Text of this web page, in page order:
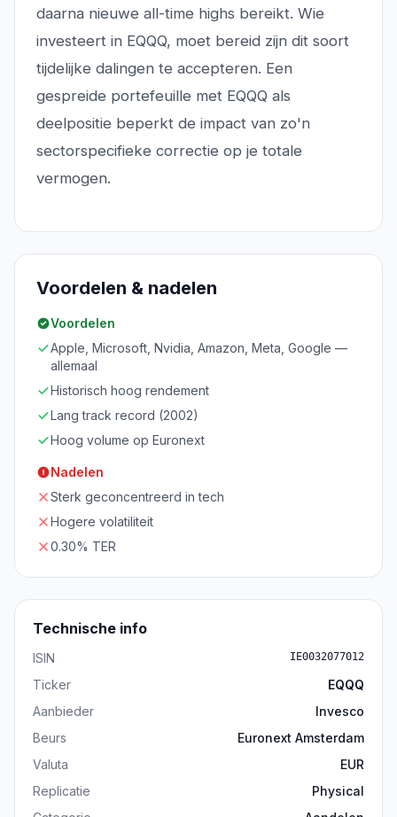
daarna nieuwe all-time highs bereikt. Wie
investeert in EQQQ, moet bereid zijn dit soort
tijdelijke dalingen te accepteren. Een
gespreide portefeuille met EQQQ als
deelpositie beperkt de impact van zo'n
sectorspecifieke correctie op je totale
vermogen.
Voordelen & nadelen
Voordelen
Apple, Microsoft, Nvidia, Amazon, Meta, Google —
allemaal
Historisch hoog rendement
Lang track record (2002)
Hoog volume op Euronext
Nadelen
Sterk geconcentreerd in tech
Hogere volatiliteit
0.30% TER
Technische info
ISIN IE0032077012
Ticker
EQQQ
Aanbieder
Invesco
Beurs
Euronext Amsterdam
Valuta
EUR
Replicatie
Physical